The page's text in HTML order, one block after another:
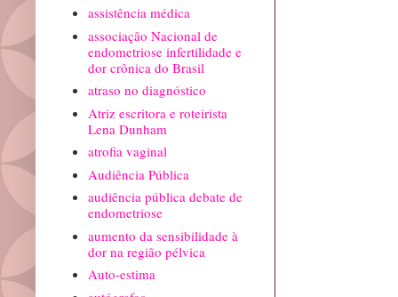
assistência médica
associação Nacional de
endometriose infertilidade e
dor crônica do Brasil
atraso no diagnóstico
Atriz escritora e roteirista
Lena Dunham
atrofia vaginal
Audiência Pública
audiência pública debate de
endometriose
aumento da sensibilidade à
dor na região pélvica
Auto-estima